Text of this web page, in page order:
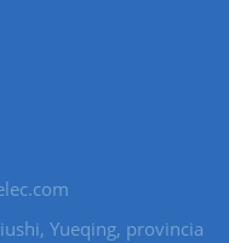
Yueqing, provincia